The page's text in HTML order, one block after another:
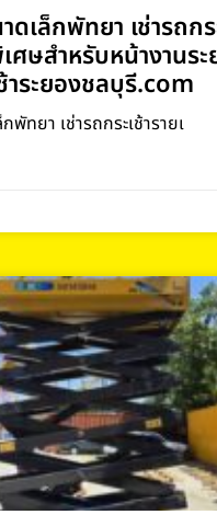
ดเล็กพัทยา เช่ารถกร
ศษสำหรับหน้างานระ
าระยองชลบุรี.com
พัทยา เช่ารถกระเช้ารายเ